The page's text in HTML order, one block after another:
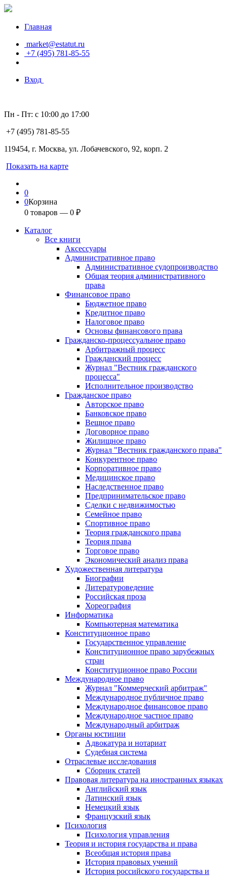
Главная
market@estatut.ru
+7 (495) 781-85-55
Вход
Пн - Пт: с 10:00 до 17:00
+7 (495) 781-85-55
119454, г. Москва, ул. Лобачевского, 92, корп. 2
Показать на карте
0
0Корзина
0 товаров — 0 ₽
Каталог
Все книги
Аксессуары
Административное право
Административное судопроизводство
Общая теория административного
права
Финансовое право
Бюджетное право
Кредитное право
Налоговое право
Основы финансового права
Гражданско-процессуальное право
Арбитражный процесс
Гражданский процесс
Журнал "Вестник гражданского
процесса"
Исполнительное производство
Гражданское право
Авторское право
Банковское право
Вещное право
Договорное право
Жилищное право
Журнал "Вестник гражданского права"
Конкурентное право
Корпоративное право
Медицинское право
Наследственное право
Предпринимательское право
Сделки с недвижимостью
Семейное право
Спортивное право
Теория гражданского права
Теория права
Торговое право
Экономический анализ права
Художественная литература
Биографии
Литературоведение
Российская проза
Хореография
Информатика
Компьютерная математика
Конституционное право
Государственное управление
Конституционное право зарубежных
стран
Конституционное право России
Международное право
Журнал "Коммерческий арбитраж"
Международное публичное право
Международное финансовое право
Международное частное право
Международный арбитраж
Органы юстиции
Адвокатура и нотариат
Судебная система
Отраслевые исследования
Сборник статей
Правовая литература на иностранных языках
Английский язык
Латинский язык
Немецкий язык
Французский язык
Психология
Психология управления
Теория и история государства и права
Всеобщая история права
История правовых учений
История российского государства и